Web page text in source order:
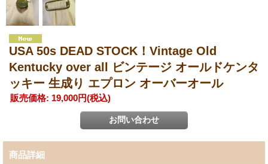
USA 50s DEAD STOCK！Vintage Old
Kentucky over all ビンテージ オールドケンタ
ッキー 生成り エプロン オーバーオール
販売価格: 19,000円(税込)
商品詳細